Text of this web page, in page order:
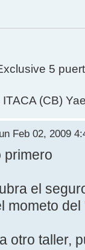
5
(CB)
Feb 02, 2009
primero
el
mometo
otro taller,